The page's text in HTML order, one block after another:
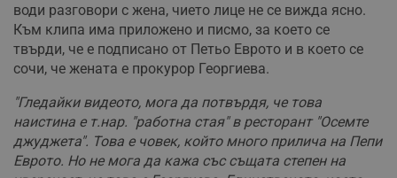
води разговори с жена, чието лице не се вижда ясно.
Към клипа има приложено и писмо, за което се
твърди, че е подписано от Петьо Еврото и в което се
сочи, че жената е прокурор Георгиева.
"Гледайки видеото, мога да потвърдя, че това
наистина е т.нар. "работна стая" в ресторант "Осемте
джуджета". Това е човек, който много прилича на Пепи
Еврото. Но не мога да кажа със същата степен на